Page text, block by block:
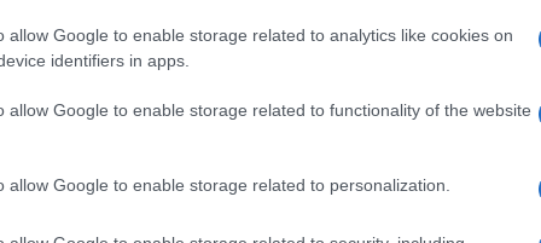
allow Google to enable storage related to analytics like cookies on
identifiers in apps.
allow Google to enable storage related to functionality of the website
allow Google to enable storage related to personalization.
ripristinata dal DL Fiscale che,